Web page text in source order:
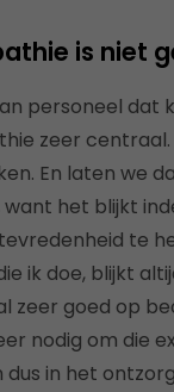
is niet
personeel dat
zeer centraal.
En laten we
het blijkt
te
ik doe, blijkt
zeer goed op
nodig om die
dus in het